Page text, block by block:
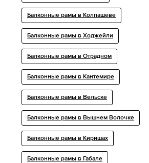
Балконные рамы в Колпашеве
Балконные рамы в Ходжейли
Балконные рамы в Отрадном
Балконные рамы в Кантемире
Балконные рамы в Вельске
Балконные рамы в Вышнем Волочке
Балконные рамы в Киришах
Балконные рамы в Габале